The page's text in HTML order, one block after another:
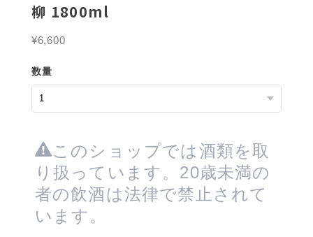
柳 1800ml
¥6,600
数量
このショップでは酒類を取
り扱っています。20歳未満の
者の飲酒は法律で禁止されて
います。